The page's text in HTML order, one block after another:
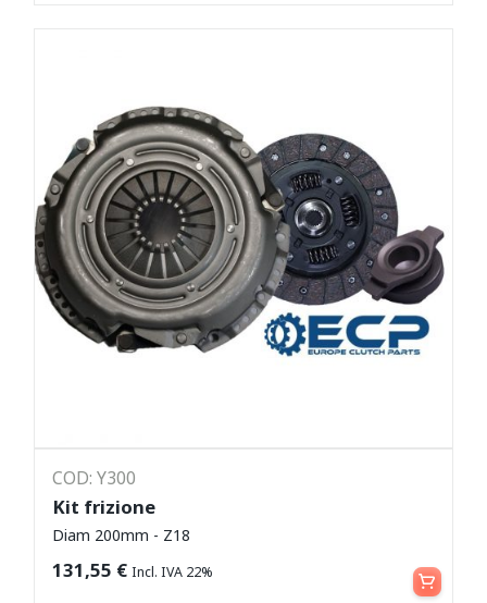
COD: Y300
Kit frizione
Diam 200mm - Z18
131,55 € Incl. IVA 22% Leggi tutto